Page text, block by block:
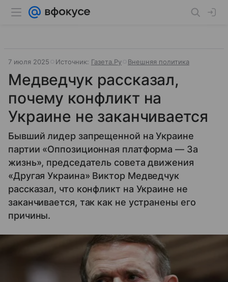
7 июля 2025 Источник: Газета.Ру Внешняя политика
Медведчук рассказал,
почему конфликт на
Украине не заканчивается
Бывший лидер запрещенной на Украине
партии «Оппозиционная платформа — За
жизнь», председатель совета движения
«Другая Украина» Виктор Медведчук
рассказал, что конфликт на Украине не
заканчивается, так как не устранены его
причины.